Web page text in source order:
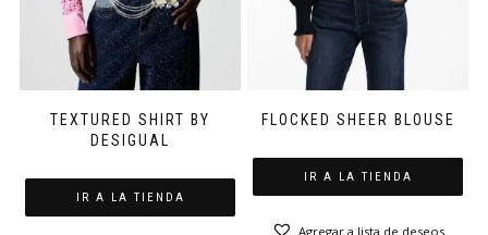
TEXTURED SHIRT BY
DESIGUAL
IR A LA TIENDA
FLOCKED SHEER BLOUSE
IR A LA TIENDA
Agregar a lista de deseos